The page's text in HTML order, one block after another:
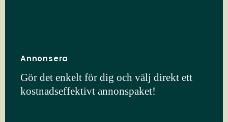
Annonsera
Gör det enkelt för dig och välj direkt ett
kostnadseffektivt annonspaket!